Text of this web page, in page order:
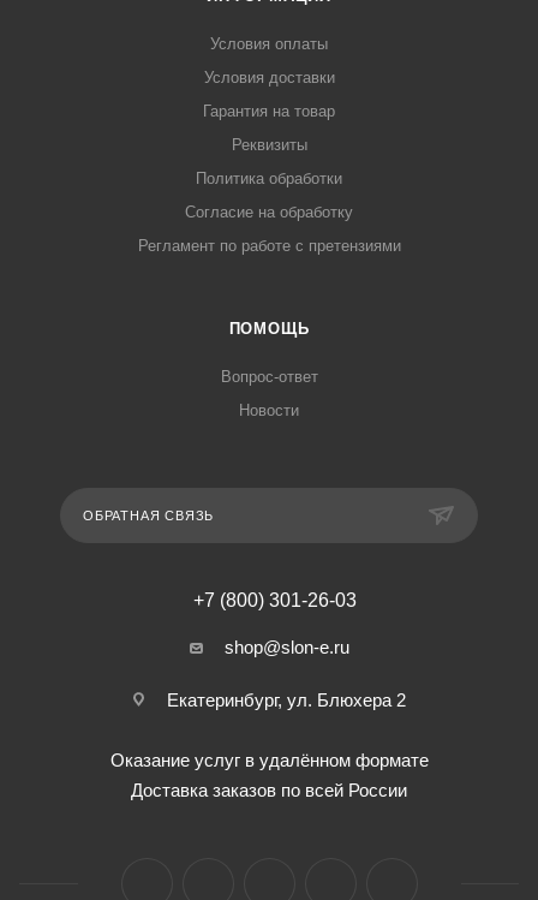
Условия оплаты
Условия доставки
Гарантия на товар
Реквизиты
Политика обработки
Согласие на обработку
Регламент по работе с претензиями
ПОМОЩЬ
Вопрос-ответ
Новости
ОБРАТНАЯ СВЯЗЬ
+7 (800) 301-26-03
shop@slon-e.ru
Екатеринбург, ул. Блюхера 2
Оказание услуг в удалённом формате
Доставка заказов по всей России